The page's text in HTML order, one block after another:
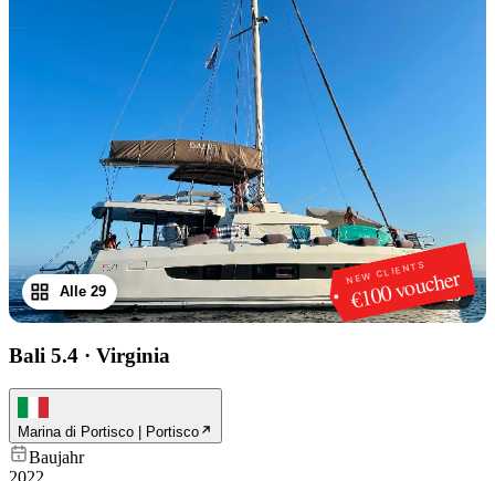
NEW CLIENTS
€100 voucher
1/29
Alle 29
Bali 5.4 · Virginia
Marina di Portisco | Portisco
Baujahr